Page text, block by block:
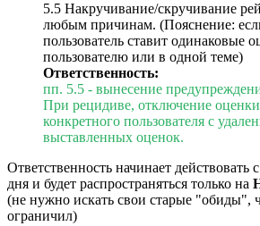
5.5 Накручивание/скручивание
любым причинам. (Пояснение:
пользователь ставит одинаковые
пользователю или в одной теме)
Ответственность:
пп. 5.5 - вынесение
При рецидиве, отключение
конкретного пользователя с
выставленных оценок.
Ответственность начинает действовать с
дня и будет распространяться только на
(не нужно искать свои старые "обиды",
ограничил)